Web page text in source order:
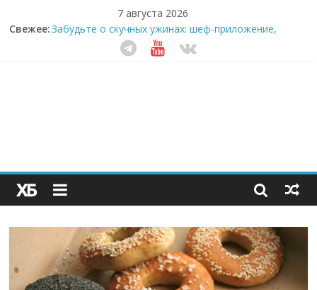
7 августа 2026
Свежее:Секрет супергидратации: почему кокосовая вода с
пребиотиками становится главным трендом
здорового питания
Как простая наклейка заставляет миллионы людей
не забывать о самом важном креме этим летом